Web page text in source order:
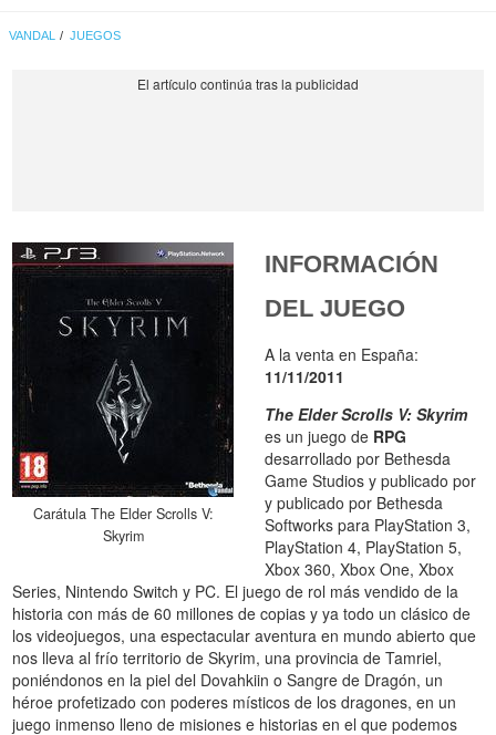
VANDAL JUEGOS
Carátula The Elder Scrolls V:
Skyrim
INFORMACIÓN
DEL JUEGO
A la venta en España:
11/11/2011
The Elder Scrolls V: Skyrim
es un juego de RPG
desarrollado por Bethesda
Game Studios y publicado por
y publicado por Bethesda
Softworks para PlayStation 3,
PlayStation 4, PlayStation 5,
Xbox 360, Xbox One, Xbox
Series, Nintendo Switch y PC. El juego de rol más vendido de la
historia con más de 60 millones de copias y ya todo un clásico de
los videojuegos, una espectacular aventura en mundo abierto que
nos lleva al frío territorio de Skyrim, una provincia de Tamriel,
poniéndonos en la piel del Dovahkiin o Sangre de Dragón, un
héroe profetizado con poderes místicos de los dragones, en un
juego inmenso lleno de misiones e historias en el que podemos